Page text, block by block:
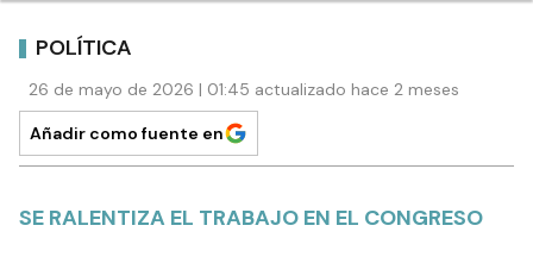
POLÍTICA
26 de mayo de 2026 | 01:45 actualizado hace 2 meses
Añadir como fuente en
SE RALENTIZA EL TRABAJO EN EL CONGRESO